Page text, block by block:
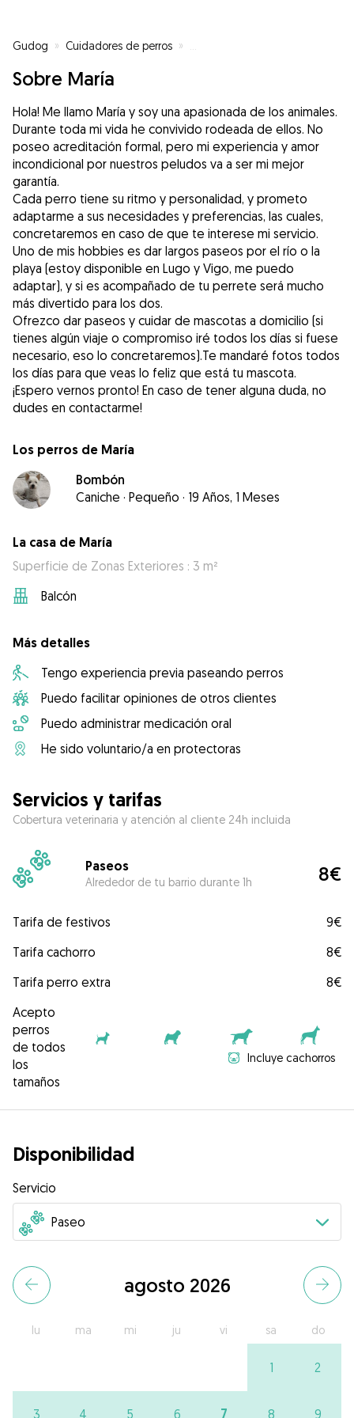
Gudog » Cuidadores de perros »
Sobre María
Hola! Me llamo María y soy una apasionada de los animales.
Durante toda mi vida he convivido rodeada de ellos. No
poseo acreditación formal, pero mi experiencia y amor
incondicional por nuestros peludos va a ser mi mejor
garantía.
Cada perro tiene su ritmo y personalidad, y prometo
adaptarme a sus necesidades y preferencias, las cuales,
concretaremos en caso de que te interese mi servicio.
Uno de mis hobbies es dar largos paseos por el río o la
playa (estoy disponible en Lugo y Vigo, me puedo
adaptar), y si es acompañado de tu perrete será mucho
más divertido para los dos.
Ofrezco dar paseos y cuidar de mascotas a domicilio (si
tienes algún viaje o compromiso iré todos los días si fuese
necesario, eso lo concretaremos).Te mandaré fotos todos
los días para que veas lo feliz que está tu mascota.
¡Espero vernos pronto! En caso de tener alguna duda, no
dudes en contactarme!
Los perros de María
Bombón
Caniche · Pequeño · 19 Años, 1 Meses
La casa de María
Superficie de Zonas Exteriores : 3 m²
Balcón
Más detalles
Tengo experiencia previa paseando perros
Puedo facilitar opiniones de otros clientes
Puedo administrar medicación oral
He sido voluntario/a en protectoras
Servicios y tarifas
Cobertura veterinaria y atención al cliente 24h incluida
Paseos
Alrededor de tu barrio durante 1h 8€
Tarifa de festivos
9€
Tarifa cachorro
8€
Tarifa perro extra
8€
Acepto
perros
de todos
los
tamaños
Incluye cachorros
Disponibilidad
Servicio
agosto 2026
lu ma mi ju vi sa do
1 2
3 4 5 6 7 8 9